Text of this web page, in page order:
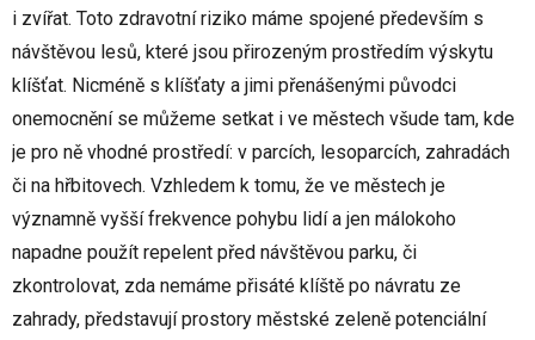
i zvířat. Toto zdravotní riziko máme spojené především s
návštěvou lesů, které jsou přirozeným prostředím výskytu
klíšťat. Nicméně s klíšťaty a jimi přenášenými původci
onemocnění se můžeme setkat i ve městech všude tam, kde
je pro ně vhodné prostředí: v parcích, lesoparcích, zahradách
či na hřbitovech. Vzhledem k tomu, že ve městech je
významně vyšší frekvence pohybu lidí a jen málokoho
napadne použít repelent před návštěvou parku, či
zkontrolovat, zda nemáme přisáté klíště po návratu ze
zahrady, představují prostory městské zeleně potenciální